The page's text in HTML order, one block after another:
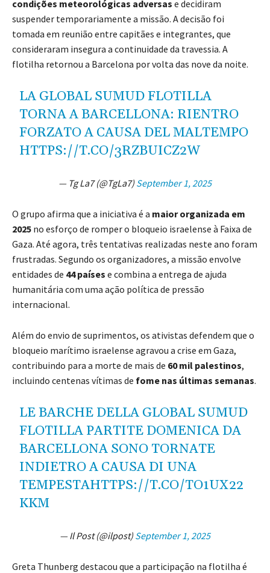
condições meteorológicas adversas e decidiram
suspender temporariamente a missão. A decisão foi
tomada em reunião entre capitães e integrantes, que
consideraram insegura a continuidade da travessia. A
flotilha retornou a Barcelona por volta das nove da noite.
LA GLOBAL SUMUD FLOTILLA
TORNA A BARCELLONA: RIENTRO
FORZATO A CAUSA DEL MALTEMPO
HTTPS://T.CO/3RZBUICZ2W
— Tg La7 (@TgLa7) September 1, 2025
O grupo afirma que a iniciativa é a maior organizada em
2025 no esforço de romper o bloqueio israelense à Faixa de
Gaza. Até agora, três tentativas realizadas neste ano foram
frustradas. Segundo os organizadores, a missão envolve
entidades de 44 países e combina a entrega de ajuda
humanitária com uma ação política de pressão
internacional.
Além do envio de suprimentos, os ativistas defendem que o
bloqueio marítimo israelense agravou a crise em Gaza,
contribuindo para a morte de mais de 60 mil palestinos,
incluindo centenas vítimas de fome nas últimas semanas.
LE BARCHE DELLA GLOBAL SUMUD
FLOTILLA PARTITE DOMENICA DA
BARCELLONA SONO TORNATE
INDIETRO A CAUSA DI UNA
TEMPESTAHTTPS://T.CO/TO1UX22
KKM
— Il Post (@ilpost) September 1, 2025
Greta Thunberg destacou que a participação na flotilha é